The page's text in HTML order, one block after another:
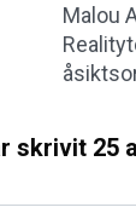
Malou
skrivit 25